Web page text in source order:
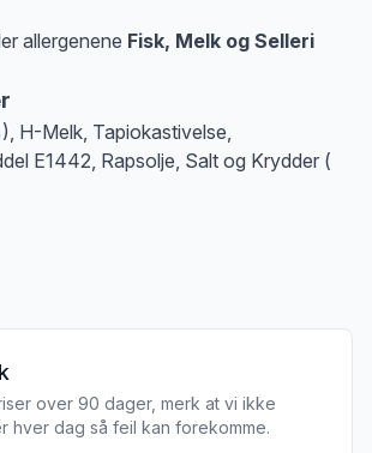
allergenene Fisk, Melk og Selleri
H-Melk, Tapiokastivelse,
E1442, Rapsolje, Salt og Krydder (
over 90 dager, merk at vi ikke
hver dag så feil kan forekomme.